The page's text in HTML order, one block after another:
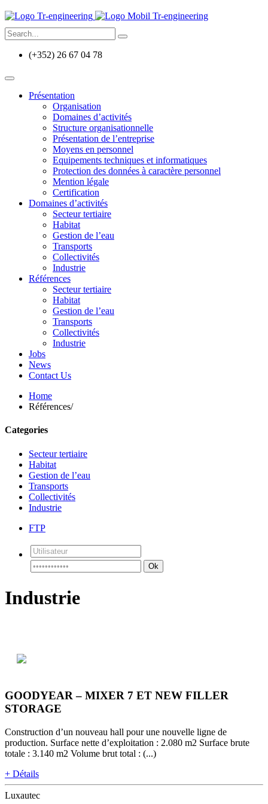
(+352) 26 67 04 78
Présentation
Organisation
Domaines d’activités
Structure organisationnelle
Présentation de l’entreprise
Moyens en personnel
Equipements techniques et informatiques
Protection des données à caractère personnel
Mention légale
Certification
Domaines d’activités
Secteur tertiaire
Habitat
Gestion de l’eau
Transports
Collectivités
Industrie
Références
Secteur tertiaire
Habitat
Gestion de l’eau
Transports
Collectivités
Industrie
Jobs
News
Contact Us
Home
Références/
Categories
Secteur tertiaire
Habitat
Gestion de l’eau
Transports
Collectivités
Industrie
FTP
Ok
Industrie
GOODYEAR – MIXER 7 ET NEW FILLER
STORAGE
Construction d’un nouveau hall pour une nouvelle ligne de
production. Surface nette d’exploitation : 2.080 m2 Surface brute
totale : 3.140 m2 Volume brut total : (...)
+ Détails
Luxautec